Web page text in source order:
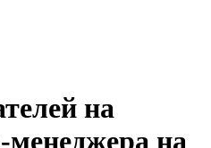
на
менеджера на